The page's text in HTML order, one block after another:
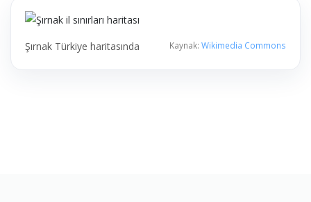
Şırnak Türkiye haritasında Kaynak: Wikimedia Commons